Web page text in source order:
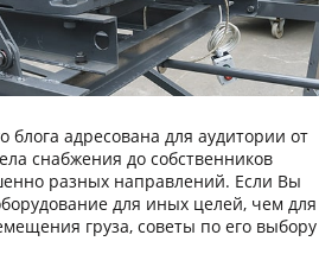
блога адресована для аудитории от
снабжения до собственников
разных направлений. Если Вы
для иных целей, чем для
груза, советы по его выбору